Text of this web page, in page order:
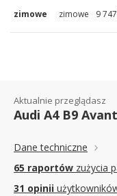
zimowe zimowe 9
Aktualnie przeglądasz
Audi A4 B9 Avant
Dane techniczne
65 raportów zużycia
31 opinii